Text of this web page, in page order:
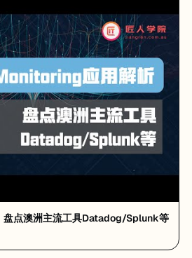
点澳洲主流工具Datadog/Splunk等